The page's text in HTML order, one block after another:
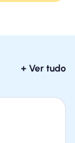
+ Ver tudo